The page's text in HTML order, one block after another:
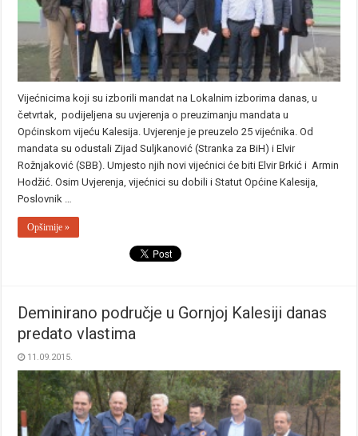
Vijećnicima koji su izborili mandat na Lokalnim izborima danas, u
četvrtak, podijeljena su uvjerenja o preuzimanju mandata u
Općinskom vijeću Kalesija. Uvjerenje je preuzelo 25 vijećnika. Od
mandata su odustali Zijad Suljkanović (Stranka za BiH) i Elvir
Rožnjaković (SBB). Umjesto njih novi vijećnici će biti Elvir Brkić i Armin
Hodžić. Osim Uvjerenja, vijećnici su dobili i Statut Općine Kalesija,
Poslovnik …
Opširnije »
Deminirano područje u Gornjoj Kalesiji danas
predato vlastima
11.09.2015.